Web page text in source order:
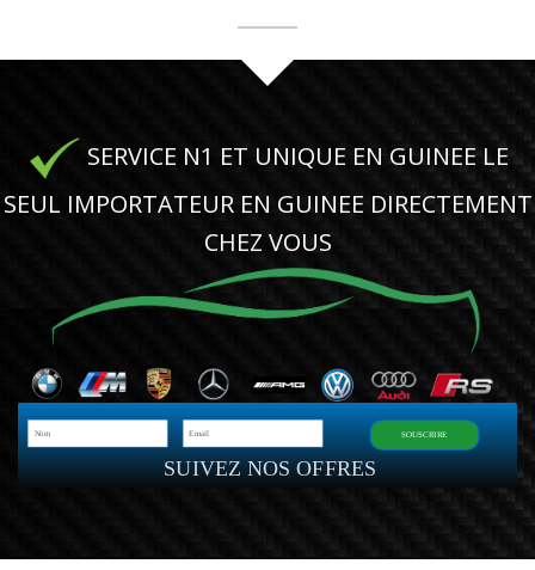
SERVICE N1 ET UNIQUE EN GUINEE LE
SEUL IMPORTATEUR EN GUINEE DIRECTEMENT
CHEZ VOUS
SUIVEZ NOS OFFRES
SOUSCRIRE